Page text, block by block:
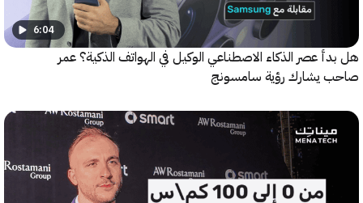
6:04
عصر الذكاء الاصطناعي الوكيل في الهواتف الذكية؟ عمر
رؤية سامسونج